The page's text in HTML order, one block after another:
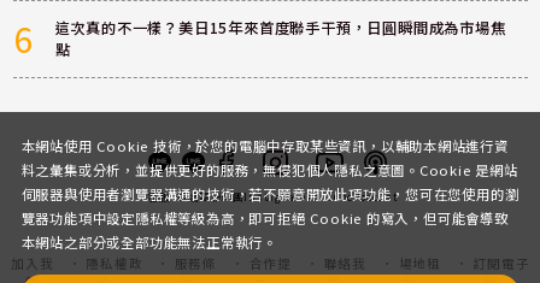
6
這次真的不一樣？美日15年來首度聯手干預，日圓瞬間成為市場焦
點
客服 討論區粉絲團InstagramYoutubePodcast
加入我
隱私權政
服務條
合作提
聯絡我
場地租
訂閱電子
本網站使用 Cookie 技術，於您的電腦中存取某些資訊，以輔助本網站進行資
料之彙集或分析，並提供更好的服務，無侵犯個人隱私之意圖。Cookie 是網站
伺服器與使用者瀏覽器溝通的技術，若不願意開放此項功能，您可在您使用的瀏
覽器功能項中設定隱私權等級為高，即可拒絕 Cookie 的寫入，但可能會導致
本網站之部分或全部功能無法正常執行。